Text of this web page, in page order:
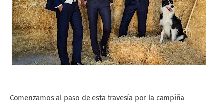
Comenzamos al paso de esta travesía por la campiña